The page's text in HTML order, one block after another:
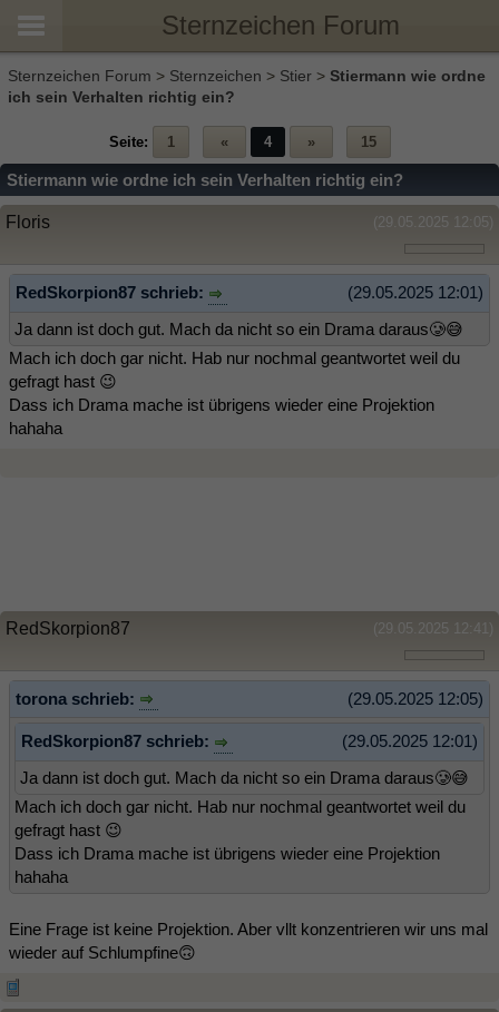
Sternzeichen Forum
Sternzeichen Forum > Sternzeichen > Stier > Stiermann wie ordne
ich sein Verhalten richtig ein?
Seite: 1 « 4 » 15
Stiermann wie ordne ich sein Verhalten richtig ein?
(29.05.2025 12:05)
Floris
(29.05.2025 12:01)
RedSkorpion87 schrieb:
Ja dann ist doch gut. Mach da nicht so ein Drama daraus🥲😅
Mach ich doch gar nicht. Hab nur nochmal geantwortet weil du
gefragt hast 😉
Dass ich Drama mache ist übrigens wieder eine Projektion
hahaha
(29.05.2025 12:41)
RedSkorpion87
(29.05.2025 12:05)
torona schrieb:
(29.05.2025 12:01)
RedSkorpion87 schrieb:
Ja dann ist doch gut. Mach da nicht so ein Drama daraus🥲😅
Mach ich doch gar nicht. Hab nur nochmal geantwortet weil du
gefragt hast 😉
Dass ich Drama mache ist übrigens wieder eine Projektion
hahaha
Eine Frage ist keine Projektion. Aber vllt konzentrieren wir uns mal
wieder auf Schlumpfine🙃